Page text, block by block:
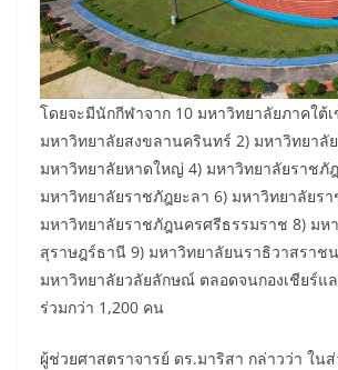
โดยจะมีนักกีฬาจาก 10 มหาวิทยาลัยภาคใต้
มหาวิทยาลัยสงขลานครินทร์ 2) มหาวิทยาลั
มหาวิทยาลัยหาดใหญ่ 4) มหาวิทยาลัยราชภั
มหาวิทยาลัยราชภัฎยะลา 6) มหาวิทยาลัยร
มหาวิทยาลัยราชภัฎนครศรีธรรมราช 8) มห
สุราษฎร์ธานี 9) มหาวิทยาลัยนราธิวาสราช
มหาวิทยาลัยวลัยลักษณ์ ตลอดจนกองเชียร์แ
ร่วมกว่า 1,200 คน
ผู้ช่วยศาสตราจารย์ ดร.มาริสา กล่าวว่า ใน